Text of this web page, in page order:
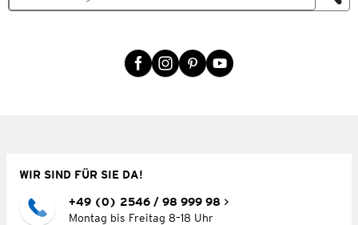
WIR SIND FÜR SIE DA!
+49 (0) 2546 / 98 999 98
Montag bis Freitag 8–18 Uhr